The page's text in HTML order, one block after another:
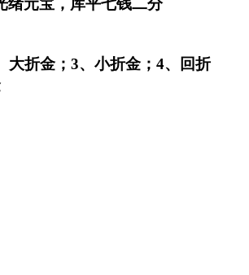
绪元宝，库平七钱二分
大折金；3、小折金；4、回折